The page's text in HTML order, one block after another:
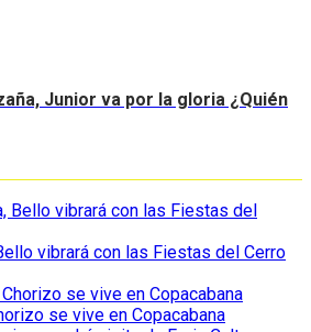
Junior va por la gloria ¿Quién
vibrará con las Fiestas del Cerro
se vive en Copacabana